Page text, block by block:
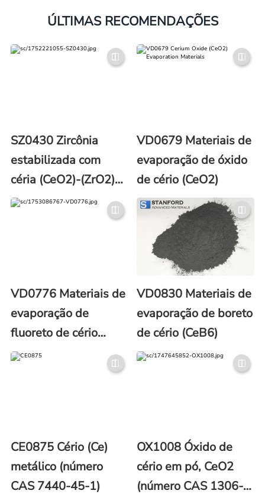
ÚLTIMAS RECOMENDAÇÕES
SZ0430 Zircônia
estabilizada com
céria (CeO2)-(ZrO2)
(CSZ) em pó (número
VD0679 Materiais de
evaporação de óxido
de cério (CeO2)
VD0776 Materiais de
evaporação de
fluoreto de cério
(CeF3)
VD0830 Materiais de
evaporação de boreto
de cério (CeB6)
CE0875 Cério (Ce)
metálico (número
CAS 7440-45-1)
OX1008 Óxido de
cério em pó, CeO2
(número CAS 1306-